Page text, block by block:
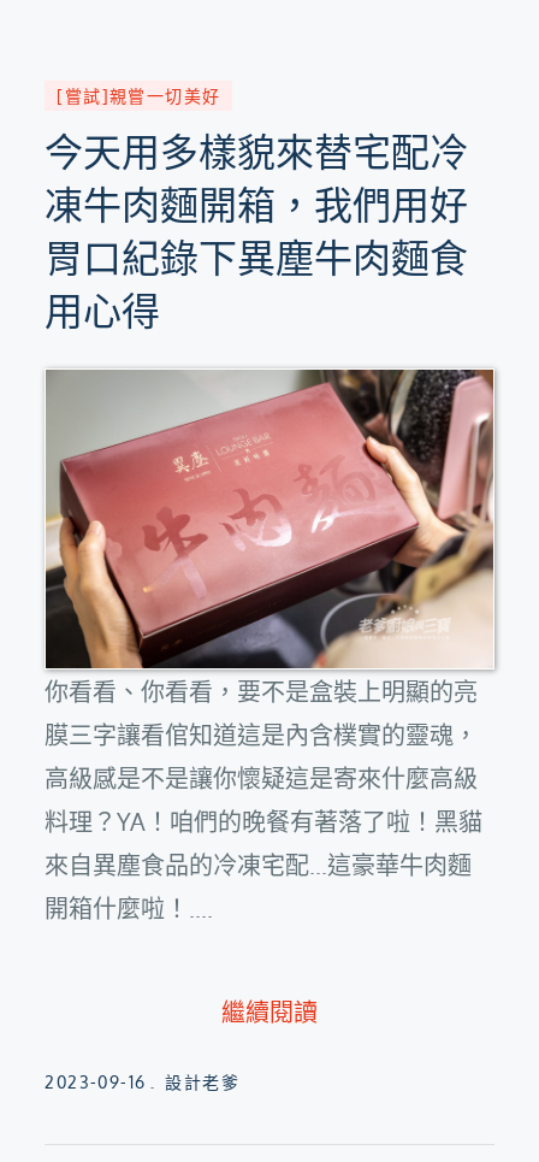
[嘗試]親嘗一切美好
今天用多樣貌來替宅配冷
凍牛肉麵開箱，我們用好
胃口紀錄下異塵牛肉麵食
用心得
你看看、你看看，要不是盒裝上明顯的亮
膜三字讓看倌知道這是內含樸實的靈魂，
高級感是不是讓你懷疑這是寄來什麼高級
料理？YA！咱們的晚餐有著落了啦！黑貓
來自異塵食品的冷凍宅配...這豪華牛肉麵
開箱什麼啦！....
繼續閱讀
Posted
2023-09-16 設計老爹